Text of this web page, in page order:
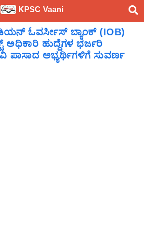
KPSC Vaani
ಓವರ್ಸೀಸ್ ಬ್ಯಾಂಕ್ (IOB)
ಅಧಿಕಾರಿ ಹುದ್ದೆಗಳ ಭರ್ಜರಿ
ಪಾಸಾದ ಅಭ್ಯರ್ಥಿಗಳಿಗೆ ಸುವರ್ಣ